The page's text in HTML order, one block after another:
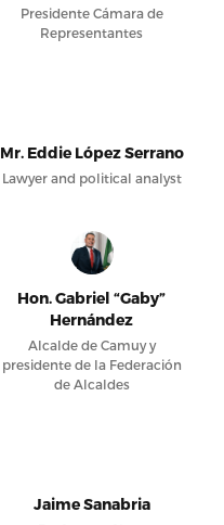
Presidente Cámara de
Representantes
Mr. Eddie López Serrano
Lawyer and political analyst
Hon. Gabriel “Gaby”
Hernández
Alcalde de Camuy y
presidente de la Federación
de Alcaldes
Jaime Sanabria